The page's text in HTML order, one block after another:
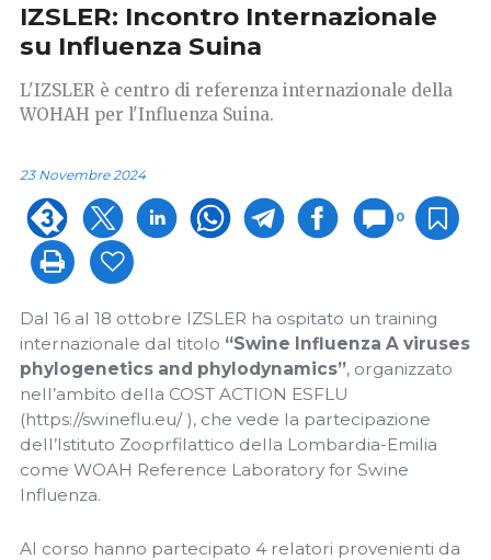
IZSLER: Incontro Internazionale
su Influenza Suina
L'IZSLER è centro di referenza internazionale della
WOHAH per l'Influenza Suina.
23 Novembre 2024
0
Dal 16 al 18 ottobre IZSLER ha ospitato un training
internazionale dal titolo “Swine Influenza A viruses
phylogenetics and phylodynamics”, organizzato
nell’ambito della COST ACTION ESFLU
(https://swineflu.eu/ ), che vede la partecipazione
dell’Istituto Zooprfilattico della Lombardia-Emilia
come WOAH Reference Laboratory for Swine
Influenza.
Al corso hanno partecipato 4 relatori provenienti da